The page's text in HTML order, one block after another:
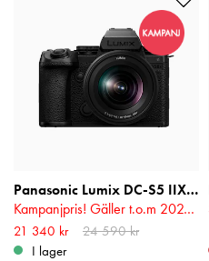
Panasonic Lumix DC-S5 IIX + 20-60mm f/3.5-5.6
Kampanjpris! Gäller t.o.m 2026-08-17
Nuvarande pris:21 340 kr
pris : 24 590 kr
21 340 kr
24 590 kr
I lager